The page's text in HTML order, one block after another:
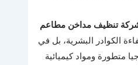
تنظيف مداخن مطاعم
الكوادر البشرية، بل في
متطورة ومواد كيميائية